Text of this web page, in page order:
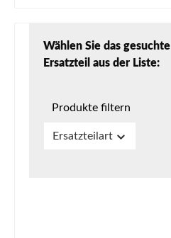
Wählen Sie das gesuchte
Ersatzteil aus der Liste:
Produkte filtern
Ersatzteilart